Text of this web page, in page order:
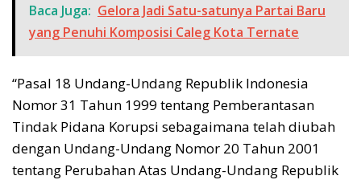
Baca Juga: Gelora Jadi Satu-satunya Partai Baru
yang Penuhi Komposisi Caleg Kota Ternate
“Pasal 18 Undang-Undang Republik Indonesia
Nomor 31 Tahun 1999 tentang Pemberantasan
Tindak Pidana Korupsi sebagaimana telah diubah
dengan Undang-Undang Nomor 20 Tahun 2001
tentang Perubahan Atas Undang-Undang Republik